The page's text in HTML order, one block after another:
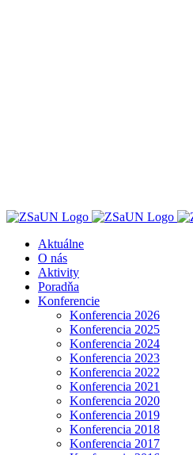
Aktuálne
O nás
Aktivity
Poradňa
Konferencie
Konferencia 2026
Konferencia 2025
Konferencia 2024
Konferencia 2023
Konferencia 2022
Konferencia 2021
Konferencia 2020
Konferencia 2019
Konferencia 2018
Konferencia 2017